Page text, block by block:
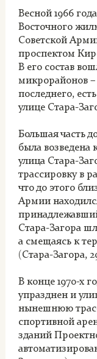
Весной 1966
Восточного
Советской
проспектом
В его состав
микрорайонов –
последнего,
улице Стара-
Большая часть
была возведена
улица Стара-
трассировку в
что до этого
Армии
Стара-Загора
а смещаясь к
(Стара-Загора,
В конце 1970-х
упразднен и
нынешнюю
спортивной
зданий